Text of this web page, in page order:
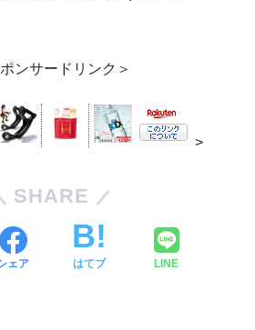
ンサードリンク＞
>
SHARE
ェア はてブ LINE